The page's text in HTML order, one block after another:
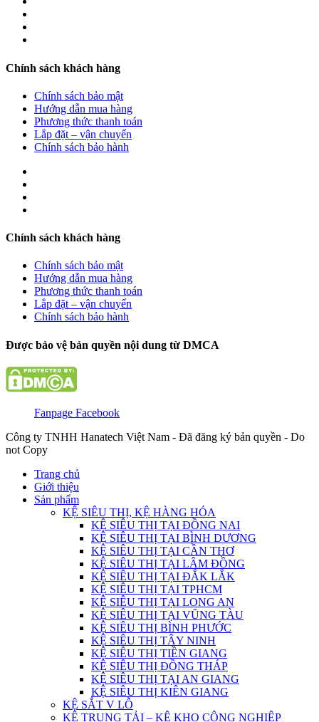
Chính sách khách hàng
Chính sách bảo mật
Hướng dẫn mua hàng
Phương thức thanh toán
Lắp đặt – vận chuyển
Chính sách bảo hành
Chính sách khách hàng
Chính sách bảo mật
Hướng dẫn mua hàng
Phương thức thanh toán
Lắp đặt – vận chuyển
Chính sách bảo hành
Được bảo vệ bản quyền nội dung từ DMCA
Fanpage Facebook
Công ty TNHH Hanatech Việt Nam - Đã đăng ký bản quyền - Do
not Copy
Trang chủ
Giới thiệu
Sản phẩm
KỆ SIÊU THỊ, KỆ HÀNG HÓA
KỆ SIÊU THỊ TẠI ĐỒNG NAI
KỆ SIÊU THỊ TẠI BÌNH DƯƠNG
KỆ SIÊU THỊ TẠI CẦN THƠ
KỆ SIÊU THỊ TẠI LÂM ĐỒNG
KỆ SIÊU THỊ TẠI ĐẮK LẮK
KỆ SIÊU THỊ TẠI TPHCM
KỆ SIÊU THỊ TẠI LONG AN
KỆ SIÊU THỊ TẠI VŨNG TÀU
KỆ SIÊU THỊ BÌNH PHƯỚC
KỆ SIÊU THỊ TÂY NINH
KỆ SIÊU THỊ TIỀN GIANG
KỆ SIÊU THỊ ĐỒNG THÁP
KỆ SIÊU THỊ TẠI AN GIANG
KỆ SIÊU THỊ KIÊN GIANG
KỆ SẮT V LỖ
KỆ TRUNG TẢI – KỆ KHO CÔNG NGHIỆP